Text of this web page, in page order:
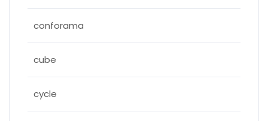
conforama
cube
cycle